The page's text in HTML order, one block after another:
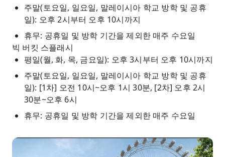
주말(토요일, 일요일, 말레이시아 학교 방학 및 공휴
일): 오후 2시부터 오후 10시까지
휴무: 공휴일 및 방학 기간을 제외한 매주 수요일
빅 버킷 스플래시
평일(월, 화, 목, 금요일): 오후 3시부터 오후 10시까지
주말(토요일, 일요일, 말레이시아 학교 방학 및 공휴
일): [1차] 오전 10시~오후 1시 30분, [2차] 오후 2시
30분~오후 6시
휴무: 공휴일 및 방학 기간을 제외한 매주 수요일